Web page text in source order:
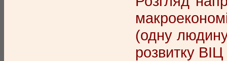
(одну
розвитку